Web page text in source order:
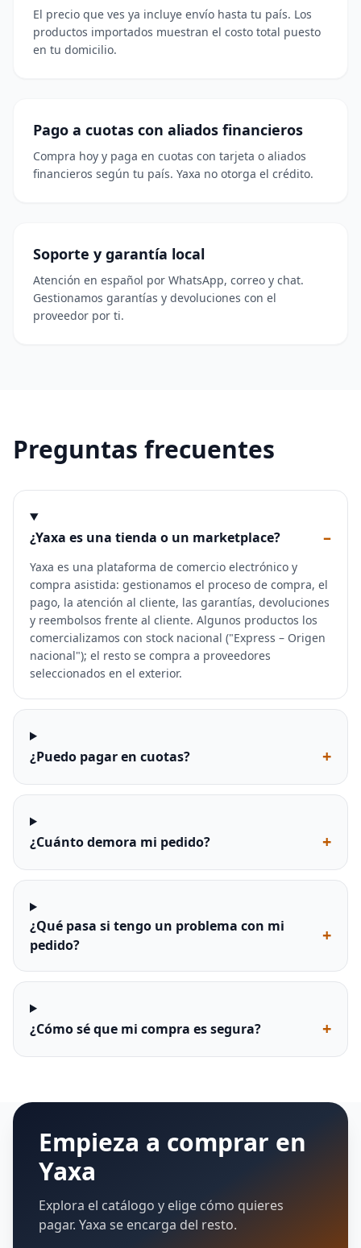
El precio que ves ya incluye envío hasta tu país. Los
productos importados muestran el costo total puesto
en tu domicilio.
Pago a cuotas con aliados financieros
Compra hoy y paga en cuotas con tarjeta o aliados
financieros según tu país. Yaxa no otorga el crédito.
Soporte y garantía local
Atención en español por WhatsApp, correo y chat.
Gestionamos garantías y devoluciones con el
proveedor por ti.
Preguntas frecuentes
¿Yaxa es una tienda o un marketplace? –
Yaxa es una plataforma de comercio electrónico y
compra asistida: gestionamos el proceso de compra, el
pago, la atención al cliente, las garantías, devoluciones
y reembolsos frente al cliente. Algunos productos los
comercializamos con stock nacional ("Express – Origen
nacional"); el resto se compra a proveedores
seleccionados en el exterior.
¿Puedo pagar en cuotas? +
¿Cuánto demora mi pedido? +
¿Qué pasa si tengo un problema con mi
pedido?
+
¿Cómo sé que mi compra es segura? +
Empieza a comprar en
Yaxa
Explora el catálogo y elige cómo quieres
pagar. Yaxa se encarga del resto.